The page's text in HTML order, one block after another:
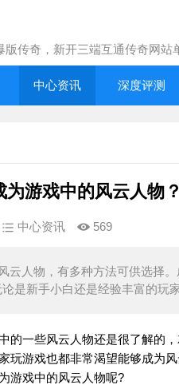
传奇，新开三端互通传奇网站
中心资讯 深度评测
游戏中的风云人物？
中心资讯 569
云人物，有多种方法可供选择
是新手小白还是经验丰富的玩
一些风云人物还是很了解的，
玩游戏也都非常渴望能够成为
游戏中的风云人物呢?